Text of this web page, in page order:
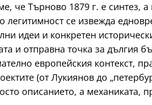
че Търново 1879 г. е
легитимност се извежда
идеи и конкретен
и отправна точка за дългия
европейския контекст,
(от Лукиянов до
описанието, а механиката,